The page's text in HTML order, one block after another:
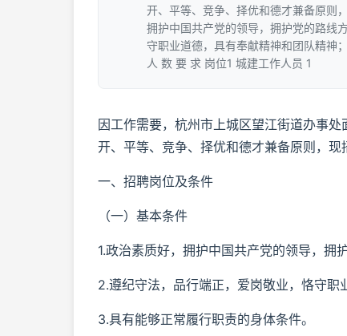
开、平等、竞争、择优和德才兼备原则
拥护中国共产党的领导，拥护党的路线
守职业道德，具有奉献精神和团队精神
人 数 要 求 岗位1 城建工作人员 1
因工作需要，杭州市上城区望江街道办事
开、平等、竞争、择优和德才兼备原则，现
一、招聘岗位及条件
（一）基本条件
1.政治素质好，拥护中国共产党的领导，拥
2.遵纪守法，品行端正，爱岗敬业，恪守职
3.具有能够正常履行职责的身体条件。